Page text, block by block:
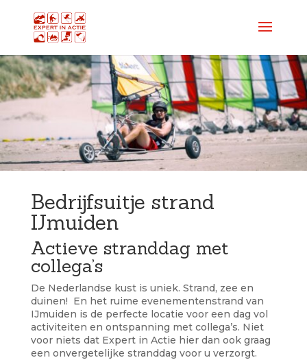
Bedrijfsuitje strand
IJmuiden
Actieve stranddag met
collega’s
De Nederlandse kust is uniek. Strand, zee en
duinen! En het ruime evenementenstrand van
IJmuiden is de perfecte locatie voor een dag vol
activiteiten en ontspanning met collega’s. Niet
voor niets dat Expert in Actie hier dan ook graag
een onvergetelijke stranddag voor u verzorgt.